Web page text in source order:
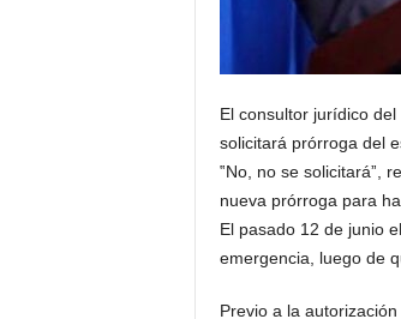
El consultor jurídico
solicitará prórroga del
‟No, no se solicitaráˮ,
nueva prórroga para
El pasado 12 de junio
emergencia, luego de
Previo a la